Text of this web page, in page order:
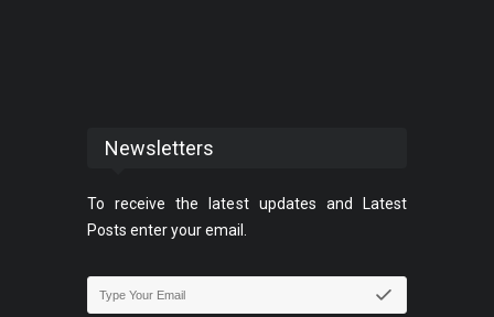
Newsletters
To receive the latest updates and Latest
Posts enter your email.